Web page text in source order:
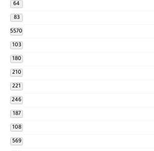
64
83
5570
103
180
210
221
246
187
108
569